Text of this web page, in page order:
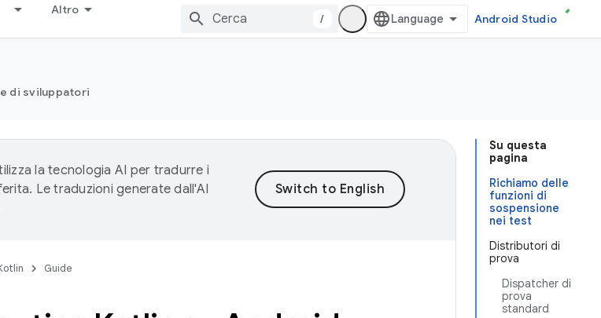
Altro
/ Android Studio
di sviluppatori
Su questa
pagina
Richiamo delle
funzioni di
sospensione
nei test
Distributori di
prova
Dispatcher di
prova
standard
la tecnologia AI per tradurre i
Le traduzioni generate dall'AI
Guide